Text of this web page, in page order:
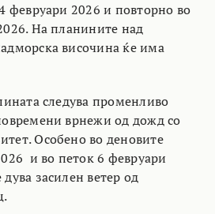
февруари 2026 и повторно во
На планините над
височина ќе има
следува променливо
врнежи од дожд со
Особено во деновите
и во петок 6 февруари
засилен ветер од